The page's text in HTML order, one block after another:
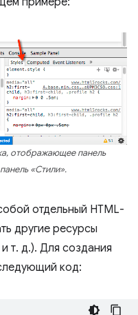
отображающее панель
«Стили».
отдельный HTML-
другие ресурсы
т. д.). Для создания
код: